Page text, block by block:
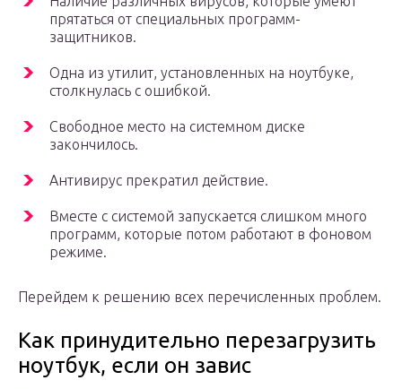
прятаться от специальных программ-
защитников.
Одна из утилит, установленных на ноутбуке,
столкнулась с ошибкой.
Свободное место на системном диске
закончилось.
Антивирус прекратил действие.
Вместе с системой запускается слишком много
программ, которые потом работают в фоновом
режиме.
Перейдем к решению всех перечисленных проблем.
Как принудительно перезагрузить
ноутбук, если он завис